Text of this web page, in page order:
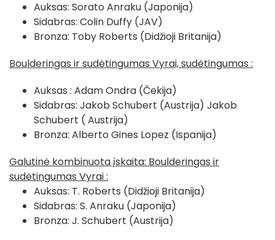
Auksas: Sorato Anraku (Japonija)
Sidabras: Colin Duffy (JAV)
Bronza: Toby Roberts (Didžioji Britanija)
Boulderingas ir sudėtingumas Vyrai, sudėtingumas :
Auksas : Adam Ondra (Čekija)
Sidabras: Jakob Schubert (Austrija) Jakob
Schubert ( Austrija)
Bronza: Alberto Gines Lopez (Ispanija)
Galutinė kombinuota įskaita: Boulderingas ir
sudėtingumas Vyrai :
Auksas: T. Roberts (Didžioji Britanija)
Sidabras: S. Anraku (Japonija)
Bronza: J. Schubert (Austrija)